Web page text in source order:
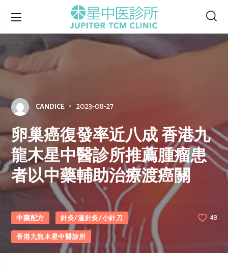
CANDICE 2023-08-27
卵巢癌復發率近八成 香港九
龍木星中醫診所推薦腫瘤患
者以中藥輔助治療渡癌關
中藥配方
針灸/溫針灸/小針刀
香港九龍木星中醫診所
48